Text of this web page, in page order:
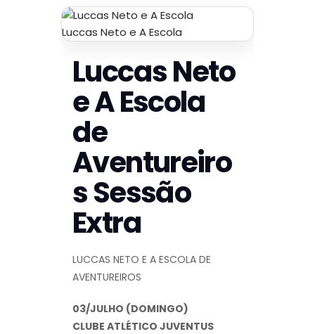
Luccas Neto e A Escola
Luccas Neto
e A Escola
de
Aventureiro
s Sessão
Extra
LUCCAS NETO E A ESCOLA DE
AVENTUREIROS
03/JULHO (DOMINGO)
CLUBE ATLÉTICO JUVENTUS